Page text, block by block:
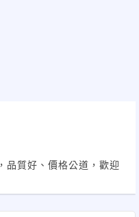
品質好、價格公道，歡迎